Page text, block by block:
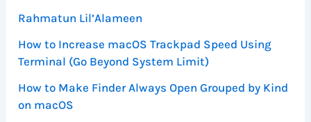
Rahmatun Lil’Alameen
How to Increase macOS Trackpad Speed Using
Terminal (Go Beyond System Limit)
How to Make Finder Always Open Grouped by Kind
on macOS